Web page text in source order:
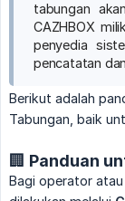
tabungan
CAZHBOX
penyedia
pencatatan
Berikut adalah
Tabungan, baik
🏢 Panduan
Bagi operator